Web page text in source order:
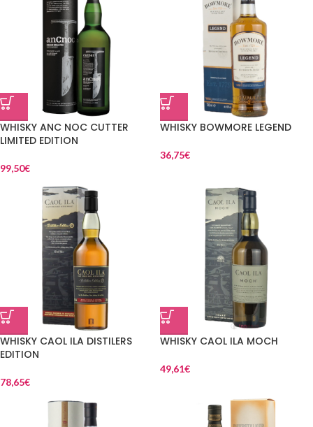
WHISKY ANC NOC CUTTER
LIMITED EDITION
99,50€
WHISKY BOWMORE LEGEND
36,75€
WHISKY CAOL ILA DISTILERS
EDITION
78,65€
WHISKY CAOL ILA MOCH
49,61€